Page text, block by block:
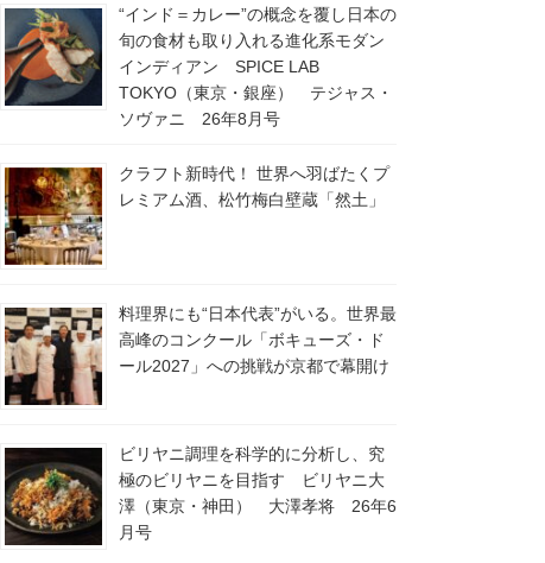
“インド＝カレー”の概念を覆し日本の
旬の食材も取り入れる進化系モダン
インディアン SPICE LAB
TOKYO（東京・銀座） テジャス・
ソヴァニ 26年8月号
クラフト新時代！ 世界へ羽ばたくプ
レミアム酒、松竹梅白壁蔵「然土」
料理界にも“日本代表”がいる。世界最
高峰のコンクール「ボキューズ・ド
ール2027」への挑戦が京都で幕開け
ビリヤニ調理を科学的に分析し、究
極のビリヤニを目指す ビリヤニ大
澤（東京・神田） 大澤孝将 26年6
月号